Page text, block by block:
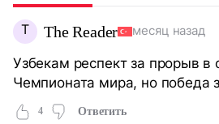
T The Reader месяц назад
Узбекам респект за прорыв в
Чемпионата мира, но победа
4 Ответить